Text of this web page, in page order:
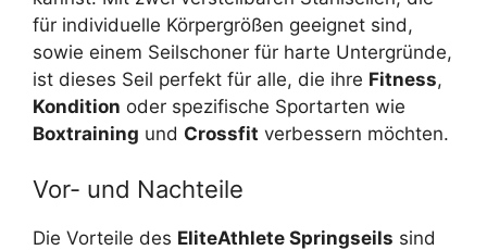
für individuelle Körpergrößen geeignet sind,
sowie einem Seilschoner für harte Untergründe,
ist dieses Seil perfekt für alle, die ihre Fitness,
Kondition oder spezifische Sportarten wie
Boxtraining und Crossfit verbessern möchten.
Vor- und Nachteile
Die Vorteile des EliteAthlete Springseils sind